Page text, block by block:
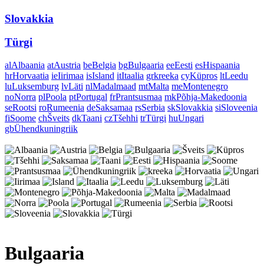
Slovakkia
Türgi
alAlbaania atAustria beBelgia bgBulgaaria eeEesti esHispaania
hrHorvaatia ieIirimaa isIsland itItaalia grkreeka cyKüpros ltLeedu
luLuksemburg lvLäti nlMadalmaad mtMalta meMontenegro
noNorra plPoola ptPortugal frPrantsusmaa mkPõhja-Makedoonia
seRootsi roRumeenia deSaksamaa rsSerbia skSlovakkia siSloveenia
fiSoome chŠveits dkTaani czTšehhi trTürgi huUngari
gbÜhendkuningriik
Bulgaaria